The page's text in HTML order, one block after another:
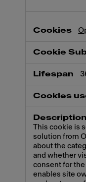
This cookie is
solution from
about the
and whether
consent for the
enables site